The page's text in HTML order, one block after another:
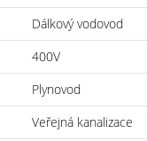
Dálkový vodovod
400V
Plynovod
Veřejná kanalizace